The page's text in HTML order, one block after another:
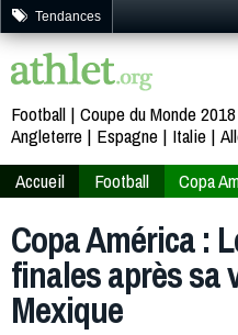
Tendances
Football Coupe du Monde 2018
Angleterre
Espagne Italie
Accueil
Football Copa
Copa América :
finales après sa
Mexique